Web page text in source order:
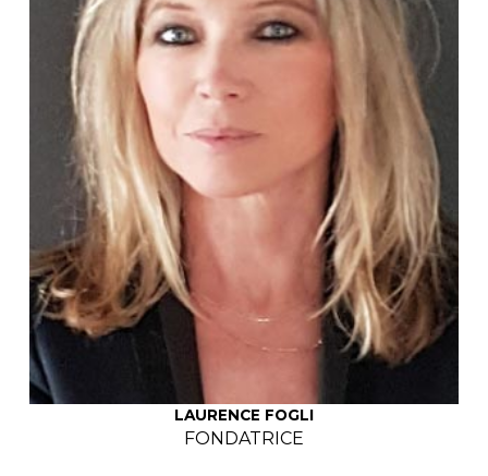
LAURENCE FOGLI
FONDATRICE